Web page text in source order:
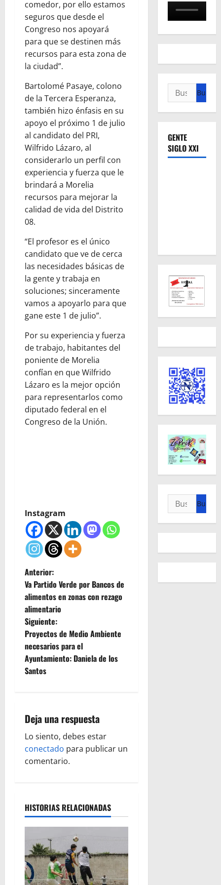
comedor, por ello estamos
seguros que desde el
Congreso nos apoyará
para que se destinen más
recursos para esta zona de
la ciudad”.
Bartolomé Pasaye, colono
de la Tercera Esperanza,
también hizo énfasis en su
apoyo el próximo 1 de julio
al candidato del PRI,
Wilfrido Lázaro, al
considerarlo un perfil con
experiencia y fuerza que le
brindará a Morelia
recursos para mejorar la
calidad de vida del Distrito
08.
“El profesor es el único
candidato que ve de cerca
las necesidades básicas de
la gente y trabaja en
soluciones; sinceramente
vamos a apoyarlo para que
gane este 1 de julio”.
Por su experiencia y fuerza
de trabajo, habitantes del
poniente de Morelia
confían en que Wilfrido
Lázaro es la mejor opción
para representarlos como
diputado federal en el
Congreso de la Unión.
Instagram
N
a
v
e
g
a
i
ó
n
e
e
n
t
Anterior:
Va Partido Verde por Bancos de
alimentos en zonas con rezago
alimentario
Siguiente:
Proyectos de Medio Ambiente
necesarios para el
Ayuntamiento: Daniela de los
Santos
Deja una respuesta
Lo siento, debes estar
conectado para publicar un
comentario.
HISTORIAS RELACIONADAS
Buscar:
GENTE
SIGLO XXI
Buscar: